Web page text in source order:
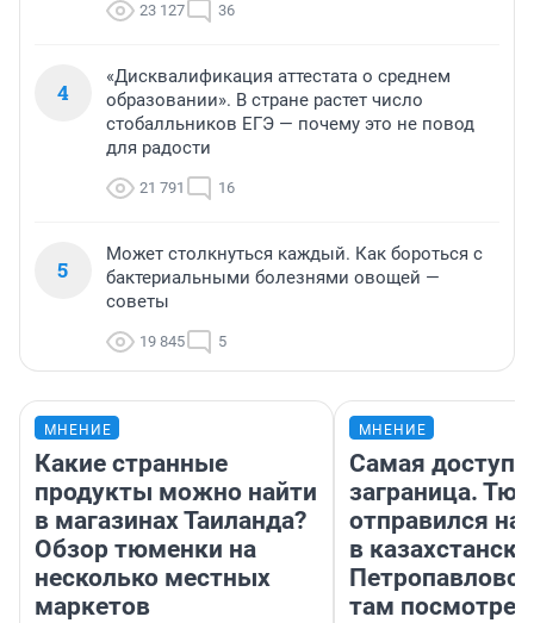
23 127 36
4
«Дисквалификация аттестата о среднем
образовании». В стране растет число
стобалльников ЕГЭ — почему это не повод
для радости
21 791 16
5
Может столкнуться каждый. Как бороться с
бактериальными болезнями овощей —
советы
19 845 5
МНЕНИЕ
Какие странные
продукты можно найти
в магазинах Таиланда?
Обзор тюменки на
несколько местных
маркетов
МНЕНИЕ
Самая
заграница.
отправился
в
там